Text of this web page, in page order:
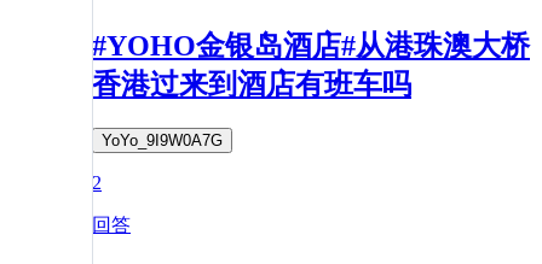
#YOHO金银岛酒店#从港珠澳大桥
香港过来到酒店有班车吗
YoYo_9I9W0A7G
2
回答